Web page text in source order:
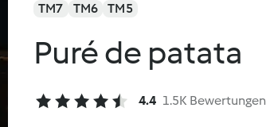
TM7 TM6 TM5
Puré de patata
4.4 1.5K Bewertungen